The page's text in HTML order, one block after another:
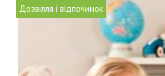
Дозвілля і відпочинок